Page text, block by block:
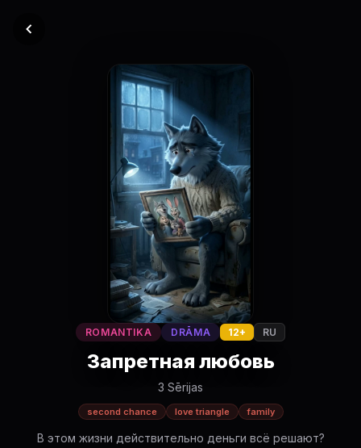
ROMANTIKA DRĀMA 12+ RU
Запретная любовь
3 Sērijas
second chance love triangle family
В этом жизни действительно деньги всё решают?